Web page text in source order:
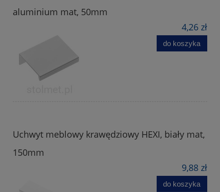
aluminium mat, 50mm
4,26 zł
do koszyka
Uchwyt meblowy krawędziowy HEXI, biały mat,
150mm
9,88 zł
do koszyka